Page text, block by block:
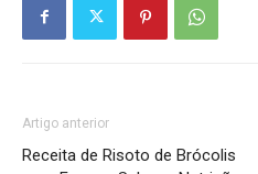
Artigo anterior
Receita de Risoto de Brócolis